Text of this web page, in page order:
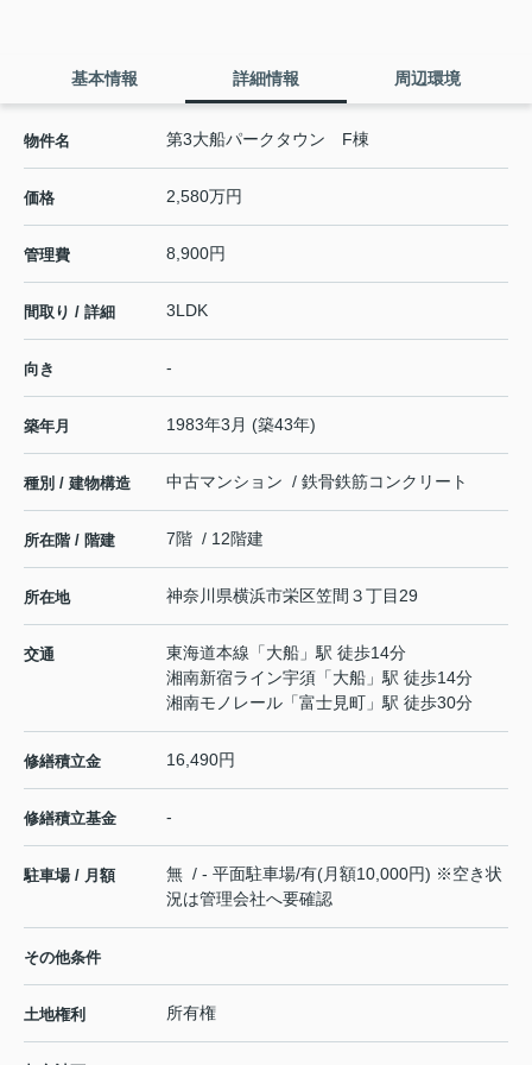
基本情報 詳細情報 周辺環境
物件名 第3大船パークタウン F棟
価格 2,580万円
管理費 8,900円
間取り / 詳細 3LDK
向き -
築年月 1983年3月 (築43年)
種別 / 建物構造 中古マンション / 鉄骨鉄筋コンクリート
所在階 / 階建 7階 / 12階建
所在地 神奈川県横浜市栄区笠間 ３丁目29
交通 東海道本線 「大船 」駅 徒歩14分
湘南新宿ライン宇須 「大船 」駅 徒歩14分
湘南モノレール 「富士見町 」駅 徒歩30分
修繕積立金 16,490円
修繕積立基金 -
駐車場 / 月額
無 / - 平面駐車場/有(月額10,000円) ※空き状
況は管理会社へ要確認
その他条件
土地権利 所有権